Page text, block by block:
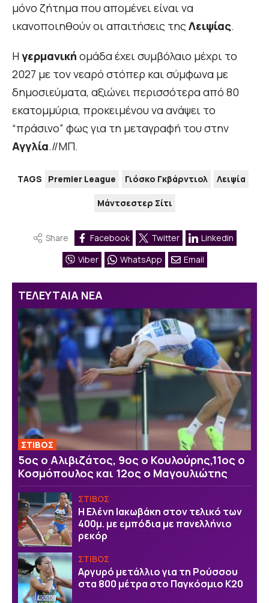
μόνο ζήτημα που απομένει είναι να
ικανοποιηθούν οι απαιτήσεις τηςΛειψίας.
Hγερμανική ομάδα έχει συμβόλαιο μέχρι το
2027 με τον νεαρό στόπερ και σύμφωνα με
δημοσιεύματα, αξιώνει περισσότερα από 80
εκατομμύρια, προκειμένου να ανάψει το
“πράσινο” φως για τη μεταγραφή του στην
Αγγλία.//ΜΠ.
TAGS Premier League Γιόσκο Γκβάρντιολ Λειψία
Μάντσεστερ Σίτι
Share Facebook Twitter
Linkedin
Viber
WhatsApp Email
ΤΕΛΕΥΤΑΙΑ ΝΕΑ
ΣΤΙΒΟΣ
5ος ο Αλιβιζάτος, 9ος ο Κουλούρης,11ος ο
Κοσμόπουλος και 12ος ο Μαγουλιώτης
ΣΤΙΒΟΣ
Η Ελένη Ιακωβάκη στον τελικό των
400μ. με εμπόδια με πανελλήνιο
ρεκόρ
ΣΤΙΒΟΣ
Αργυρό μετάλλιο για τη Ρούσσου
στα 800 μέτρα στο Παγκόσμιο Κ20